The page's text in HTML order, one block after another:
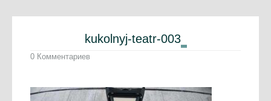
kukolnyj-teatr-003
0 Комментариев